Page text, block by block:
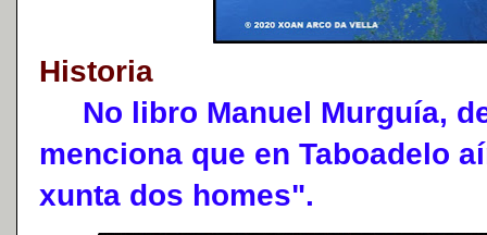
Historia
No libro Manuel Murguía,
menciona que en Taboadelo
xunta dos homes".